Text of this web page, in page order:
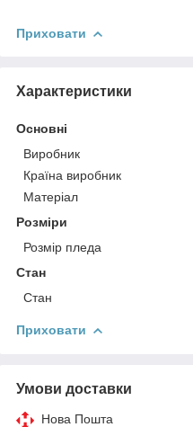
Приховати
Характеристики
Основні
Виробник
Країна виробник
Матеріал
Розміри
Розмір пледа
Стан
Стан
Приховати
Умови доставки
Нова Пошта